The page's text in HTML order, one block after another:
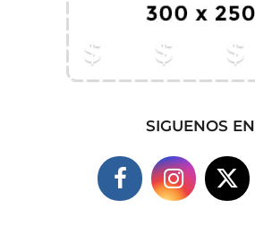
SIGUENOS EN